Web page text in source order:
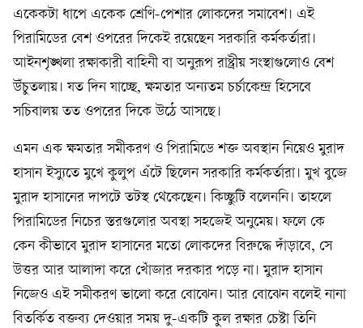
একেকটা ধাপে একেক শ্রেণি-পেশার লোকদের সমাবেশ। এই
পিরামিডের বেশ ওপরের দিকেই রয়েছেন সরকারি কর্মকর্তারা।
আইনশৃঙ্খলা রক্ষাকারী বাহিনী বা অনুরূপ রাষ্ট্রীয় সংস্থাগুলোও বেশ
উঁচুতলায়। যত দিন যাচ্ছে, ক্ষমতার অন্যতম চর্চাকেন্দ্র হিসেবে
সচিবালয় তত ওপরের দিকে উঠে আসছে।
এমন এক ক্ষমতার সমীকরণ ও পিরামিডে শক্ত অবস্থান নিয়েও মুরাদ
হাসান ইস্যুতে মুখে কুলুপ এঁটে ছিলেন সরকারি কর্মকর্তারা। মুখ বুজে
মুরাদ হাসানের দাপটে তটস্থ থেকেছেন। কিচ্ছুটি বলেননি। তাহলে
পিরামিডের নিচের স্তরগুলোর অবস্থা সহজেই অনুমেয়। ফলে কে
কেন কীভাবে মুরাদ হাসানের মতো লোকদের বিরুদ্ধে দাঁড়াবে, সে
উত্তর আর আলাদা করে খোঁজার দরকার পড়ে না। মুরাদ হাসান
নিজেও এই সমীকরণ ভালো করে বোঝেন। আর বোঝেন বলেই নানা
বিতর্কিত বক্তব্য দেওয়ার সময় দু-একটি কুল রক্ষার চেষ্টা তিনি